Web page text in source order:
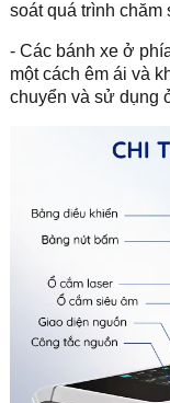
soát quá trình chăm
- Các bánh xe ở
một cách êm ái và
chuyển và sử dụng